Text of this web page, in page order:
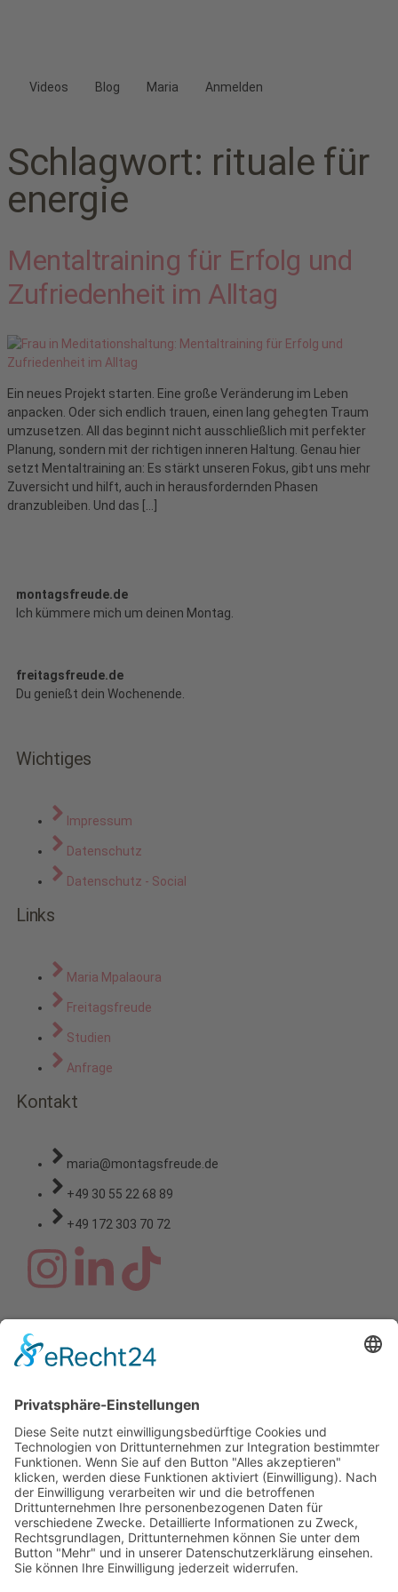
Videos Blog Maria Anmelden
Schlagwort: rituale für
energie
Mentaltraining für Erfolg und
Zufriedenheit im Alltag
Ein neues Projekt starten. Eine große Veränderung im Leben
anpacken. Oder sich endlich trauen, einen lang gehegten Traum
umzusetzen. All das beginnt nicht ausschließlich mit perfekter
Planung, sondern mit der richtigen inneren Haltung. Genau hier
setzt Mentaltraining an: Es stärkt unseren Fokus, gibt uns mehr
Zuversicht und hilft, auch in herausfordernden Phasen
dranzubleiben. Und das […]
montagsfreude.de
Ich kümmere mich um deinen Montag.
freitagsfreude.de
Du genießt dein Wochenende.
Wichtiges
Impressum
Datenschutz
Datenschutz - Social
Links
Maria Mpalaoura
Freitagsfreude
Studien
Anfrage
Kontakt
maria@montagsfreude.de
+49 30 55 22 68 89
+49 172 303 70 72
Copyright © 2026 Montagsfreude
Dein Wunschthema für den
Montagskick.
Name
E-Mail
Nachricht